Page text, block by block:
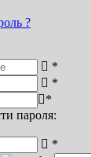
?
*
*
*
пароля:
*